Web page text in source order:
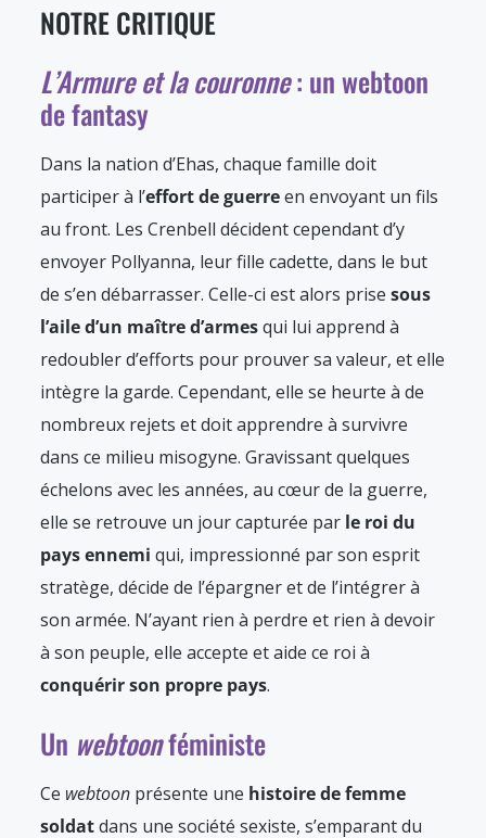
NOTRE CRITIQUE
L’Armure et la couronne: un webtoon
de fantasy
Dans la nation d’Ehas, chaque famille doit
participer à l’effort de guerreen envoyant un fils
au front. Les Crenbell décident cependant d’y
envoyer Pollyanna, leur fille cadette, dans le but
de s’en débarrasser. Celle-ci est alors prise sous
l’aile d’un maître d’armesqui lui apprend à
redoubler d’efforts pour prouver sa valeur, et elle
intègre la garde. Cependant, elle se heurte à de
nombreux rejets et doit apprendre à survivre
dans ce milieu misogyne. Gravissant quelques
échelons avec les années, au cœur de la guerre,
elle se retrouve un jour capturée par le roi du
pays ennemi qui, impressionné par son esprit
stratège, décide de l’épargner et de l’intégrer à
son armée. N’ayant rien à perdre et rien à devoir
à son peuple, elle accepte et aide ce roi à
conquérir son propre pays.
Un webtoonféministe
Ce webtoon présente une histoire de femme
soldatdans une société sexiste, s’emparant du